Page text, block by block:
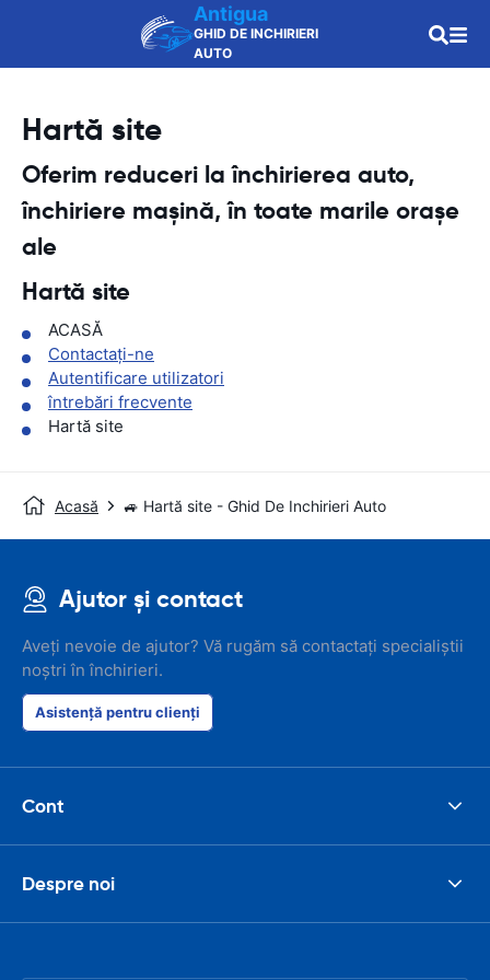
Antigua
GHID DE INCHIRIERI
AUTO
Hartă site
Oferim reduceri la închirierea auto,
închiriere mașină, în toate marile orașe
ale
Hartă site
ACASĂ
Contactaţi-ne
Autentificare utilizatori
întrebări frecvente
Hartă site
Acasă 🚙 Hartă site - Ghid De Inchirieri Auto
Ajutor și contact
Aveți nevoie de ajutor? Vă rugăm să contactați specialiștii
noștri în închirieri.
Asistență pentru clienți
Cont
Despre noi